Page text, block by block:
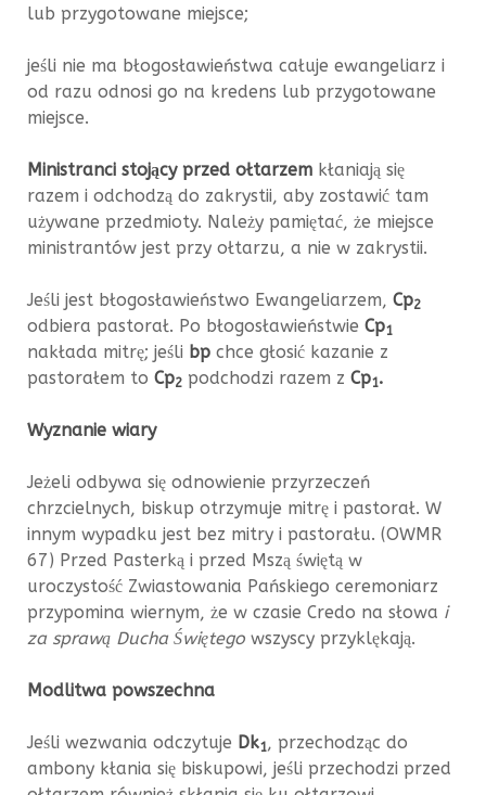
lub przygotowane miejsce;
jeśli nie ma błogosławieństwa całuje ewangeliarz i
od razu odnosi go na kredens lub przygotowane
miejsce.
Ministranci stojący przed ołtarzem kłaniają się
razem i odchodzą do zakrystii, aby zostawić tam
używane przedmioty. Należy pamiętać, że miejsce
ministrantów jest przy ołtarzu, a nie w zakrystii.
Jeśli jest błogosławieństwo Ewangeliarzem, Cp2
odbiera pastorał. Po błogosławieństwie Cp1
nakłada mitrę; jeśli bp chce głosić kazanie z
pastorałem to Cp2 podchodzi razem z Cp1.
Wyznanie wiary
Jeżeli odbywa się odnowienie przyrzeczeń
chrzcielnych, biskup otrzymuje mitrę i pastorał. W
innym wypadku jest bez mitry i pastorału. (OWMR
67) Przed Pasterką i przed Mszą świętą w
uroczystość Zwiastowania Pańskiego ceremoniarz
przypomina wiernym, że w czasie Credo na słowa i
za sprawą Ducha Świętego wszyscy przyklękają.
Modlitwa powszechna
Jeśli wezwania odczytuje Dk1, przechodząc do
ambony kłania się biskupowi, jeśli przechodzi przed